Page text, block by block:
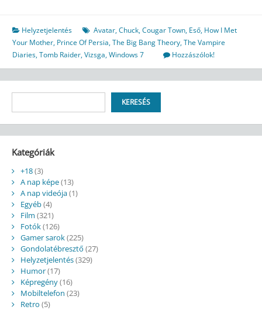
Helyzetjelentés Avatar,Chuck,Cougar Town, Eső, How I Met
Your Mother, Prince Of Persia,The Big Bang Theory,The Vampire
Diaries,Tomb Raider,Vizsga,Windows 7 Hozzászólok!
KERESÉS
Kategóriák
+18(3)
A nap képe(13)
A nap videója(1)
Egyéb(4)
Film (321)
Fotók(126)
Gamer sarok(225)
Gondolatébresztő (27)
Helyzetjelentés(329)
Humor(17)
Képregény(16)
Mobiltelefon (23)
Retro (5)